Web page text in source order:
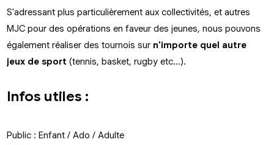
S'adressant plus particulièrement aux collectivités, et autres
MJC pour des opérations en faveur des jeunes, nous pouvons
également réaliser des tournois sur n'importe quel autre
jeux de sport (tennis, basket, rugby etc...).
Infos utiles :
Public : Enfant / Ado / Adulte